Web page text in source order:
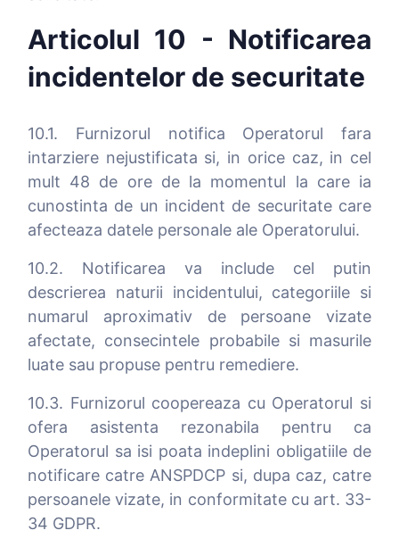
Articolul 10 - Notificarea
incidentelor de securitate
10.1. Furnizorul notifica Operatorul fara
intarziere nejustificata si, in orice caz, in cel
mult 48 de ore de la momentul la care ia
cunostinta de un incident de securitate care
afecteaza datele personale ale Operatorului.
10.2. Notificarea va include cel putin
descrierea naturii incidentului, categoriile si
numarul aproximativ de persoane vizate
afectate, consecintele probabile si masurile
luate sau propuse pentru remediere.
10.3. Furnizorul coopereaza cu Operatorul si
ofera asistenta rezonabila pentru ca
Operatorul sa isi poata indeplini obligatiile de
notificare catre ANSPDCP si, dupa caz, catre
persoanele vizate, in conformitate cu art. 33-
34 GDPR.